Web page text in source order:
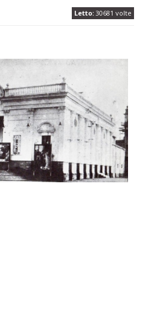
Letto: 30681 volte